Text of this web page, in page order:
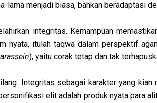
lama menjadi biasa, bahkan beradaptasi
integritas. Kemampuan
nyata, itulah taqwa dalam perspektif
), yaitu corak tetap dan tak
Integritas sebagai karakter yang kian
elit adalah produk nyata para